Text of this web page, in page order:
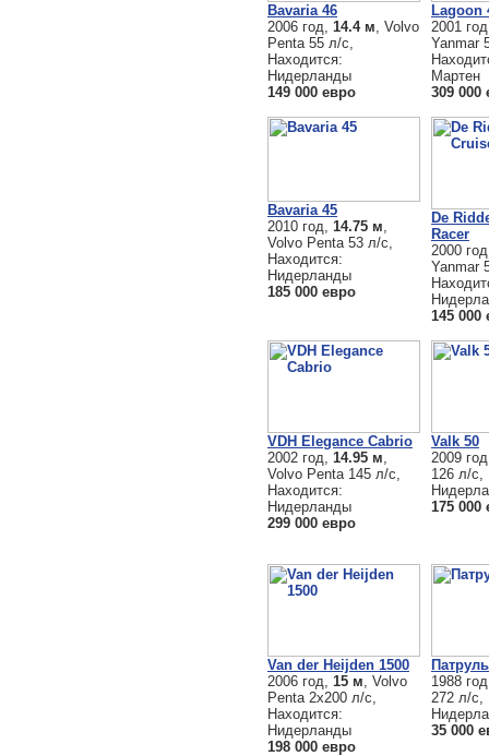
Bavaria 46
2006 год, 14.4 м , Volvo
Penta 55 л/с,
Находится:
Нидерланды
149 000 евро
Lagoon
2001
Yanmar
Мартен
309 000
Bavaria 45
2010 год, 14.75 м
Volvo Penta 53 л/с,
Находится:
Нидерланды
185 000 евро
De
Racer
2000
Yanmar
145 000
VDH Elegance Cabrio
2002 год, 14.95 м
Volvo Penta 145 л/с,
Находится:
Нидерланды
299 000 евро
Valk 50
2009
126 л/с,
175 000
Van der Heijden 1500
2006 год, 15 м , Volvo
Penta 2x200 л/с,
Находится:
Нидерланды
198 000 евро
1988
272 л/с,
35 000